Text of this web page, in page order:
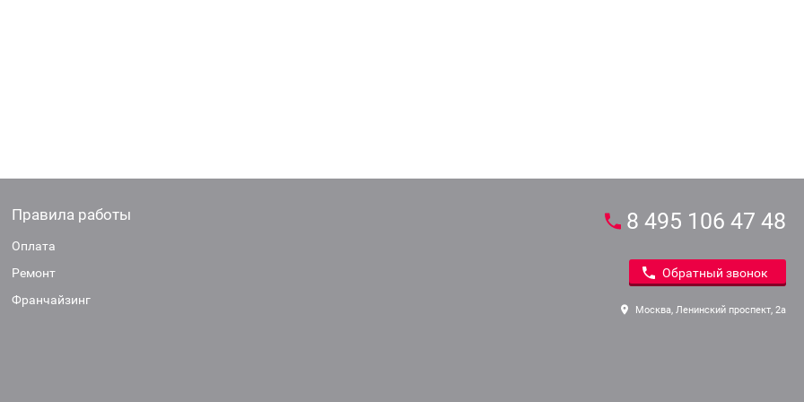
Правила работы
Оплата
Ремонт
Франчайзинг
8 495 106 47 48
Обратный звонок
Москва, Ленинский проспект, 2а